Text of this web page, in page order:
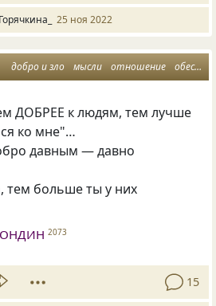
25 ноя 2022
добро и зло мысли отношение обесценивание
ДОБРЕЕ к людям, тем лучше
ко мне"…
давным — давно
тем больше ты у них
2073
15